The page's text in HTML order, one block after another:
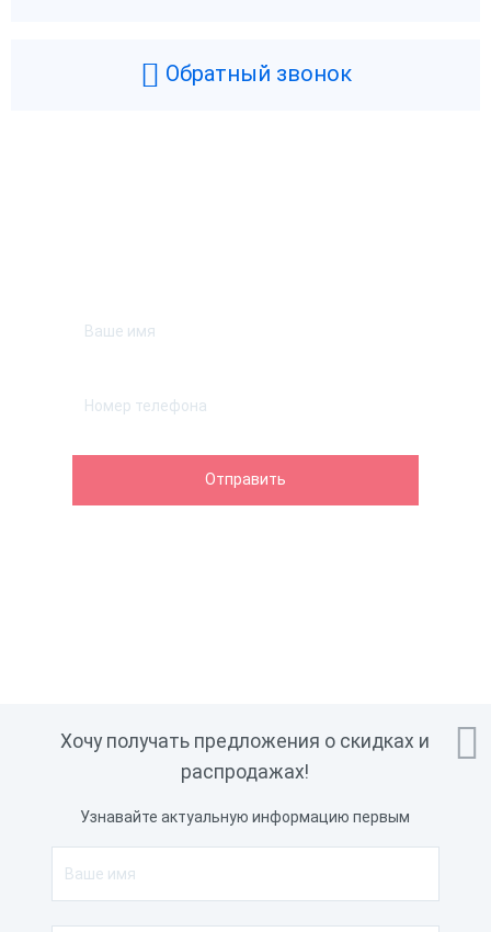
Обратный звонок

Хочу получать предложения о скидках и
распродажах!
Узнавайте актуальную информацию первым